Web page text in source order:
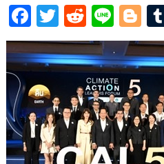
F
ac
e
b
o
o
k
T
w
itt
er
R
e
d
di
t
Li
n
e
Bl
o
g
g
er